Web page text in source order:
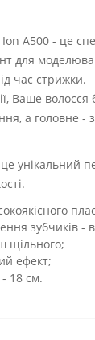
A500 - це
для
час стрижки.
Ваше
а головне -
унікальний
зубчиків -
щільного;
ефект;
18 см.